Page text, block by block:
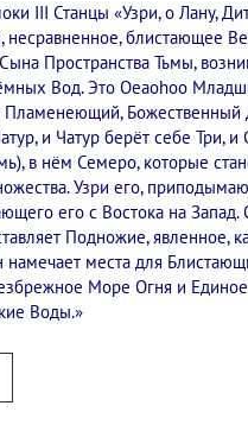
III Станцы «Узри, о Лану,
несравненное, блистающее
Пространства Тьмы,
Вод. Это Oeaohoo
Пламенеющий, Божественный
и Чатур берёт себе Три, и
в нём Семеро, которые
Узри его,
его с Востока на Запад.
Подножие, явленное,
места для
Море Огня и Единое
Воды.»